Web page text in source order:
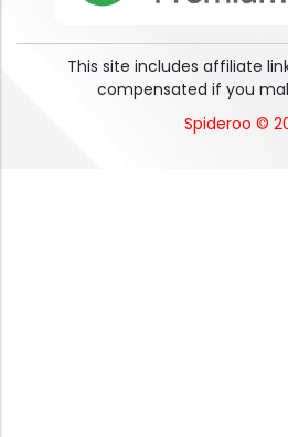
This site includes affiliate
compensated if you
Spideroo ©